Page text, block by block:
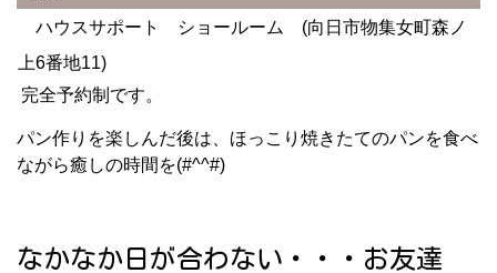
ハウスサポート ショールーム (向日市物集女町森ノ
上6番地11)
完全予約制です。
パン作りを楽しんだ後は、ほっこり焼きたてのパンを食べ
ながら癒しの時間を(#^^#)
なかなか日が合わない・・・お友達